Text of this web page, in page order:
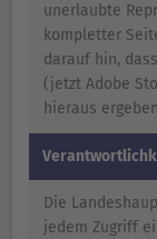
unerlaubte
kompletter
darauf hin,
(jetzt Adobe
hieraus
Die
jedem Zugriff